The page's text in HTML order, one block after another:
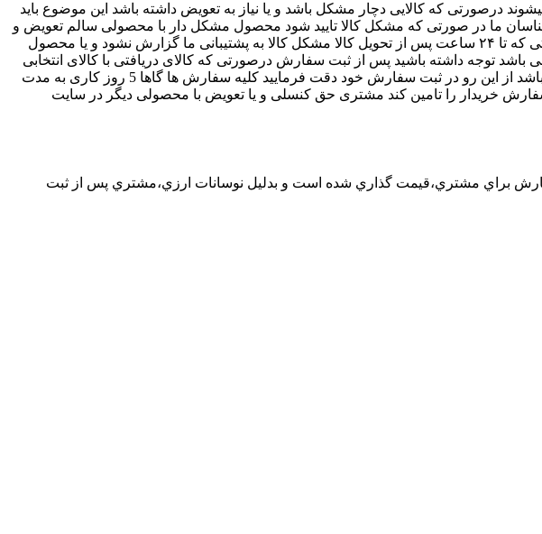
درصورتی که کالایی دچار مشکل باشد و یا نیاز به تعویض داشته باشد این موضوع باید
ما در صورتی که مشکل کالا تایید شود محصول مشکل دار با محصولی سالم تعویض و
در صورتی که تا ۲۴ ساعت پس از تحویل کالا مشکل کالا به پشتیبانی ما گزارش نشود و یا محصول
باشد توجه داشته باشید پس از ثبت سفارش درصورتی که کالای دریافتی با کالای انتخابی
از این رو در ثبت سفارش خود دقت فرمایید
کلیه سفارش ها گاها 5 روز کاری به مدت
خریدار را تامین کند مشتری حق کنسلی و یا تعویض با محصولی دیگر در سایت
براي مشتري،قيمت گذاري شده است و بدليل نوسانات ارزي،مشتري پس از ثبت